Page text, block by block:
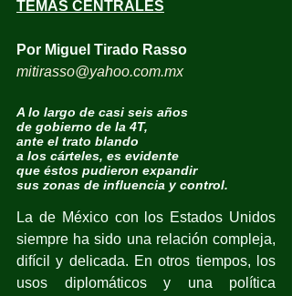
TEMAS CENTRALES
Por Miguel Tirado Rasso
mitirasso@yahoo.com.mx
A lo largo de casi seis años
de gobierno de la 4T,
ante el trato blando
a los cárteles, es evidente
que éstos pudieron expandir
sus zonas de influencia y control.
La de México con los Estados Unidos
siempre ha sido una relación compleja,
difícil y delicada. En otros tiempos, los
usos diplomáticos y una política